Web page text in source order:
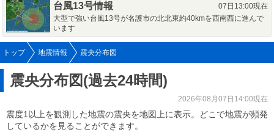
台風13号情報
07日13:00現在
大型で強い台風13号が名護市の北北東約40kmを西南西に進んで
います
トップ 地震情報 震央分布図
震央分布図(過去24時間)
2026年08月07日14:00現在
震度1以上を観測した地震の震央を地図上に表示。どこで地震が頻発
しているかを見ることができます。